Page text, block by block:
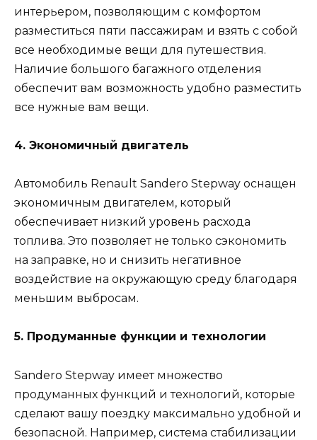
интерьером, позволяющим с комфортом
разместиться пяти пассажирам и взять с собой
все необходимые вещи для путешествия.
Наличие большого багажного отделения
обеспечит вам возможность удобно разместить
все нужные вам вещи.
4. Экономичный двигатель
Автомобиль Renault Sandero Stepway оснащен
экономичным двигателем, который
обеспечивает низкий уровень расхода
топлива. Это позволяет не только сэкономить
на заправке, но и снизить негативное
воздействие на окружающую среду благодаря
меньшим выбросам.
5. Продуманные функции и технологии
Sandero Stepway имеет множество
продуманных функций и технологий, которые
сделают вашу поездку максимально удобной и
безопасной. Например, система стабилизации